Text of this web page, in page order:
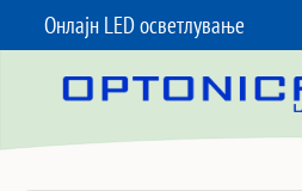
Онлајн LED осветлување